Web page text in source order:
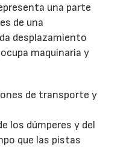
una parte
de una
desplazamiento
maquinaria y
de transporte y
los dúmperes y del
que las pistas